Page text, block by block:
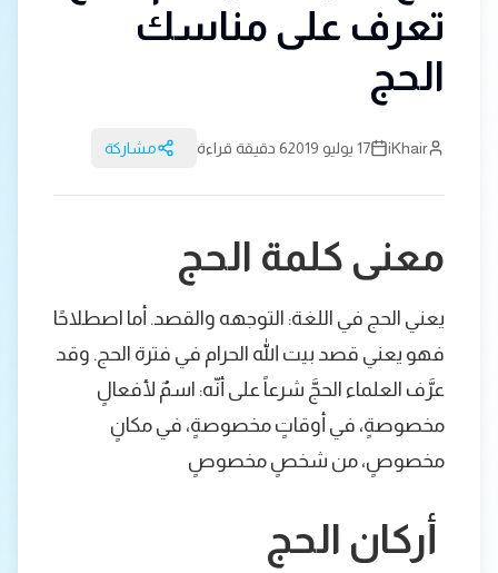
تعرف على مناسك
الحج
iKhair 17 يوليو 2019 6 دقيقة قراءة مشاركة
معنى كلمة الحج
يعني الحج في اللغة: التوجهه والقصد. أما اصطلاحًا
فهو يعني قصد بيت الله الحرام في فترة الحج. وقد
عرَّف العلماء الحجَّ شرعاً على أنّه: اسمٌ لأفعالٍ
مخصوصةٍ، في أوقاتٍ مخصوصةٍ، في مكانٍ
مخصوصٍ، من شخصٍ مخصوصٍ
أركان الحج